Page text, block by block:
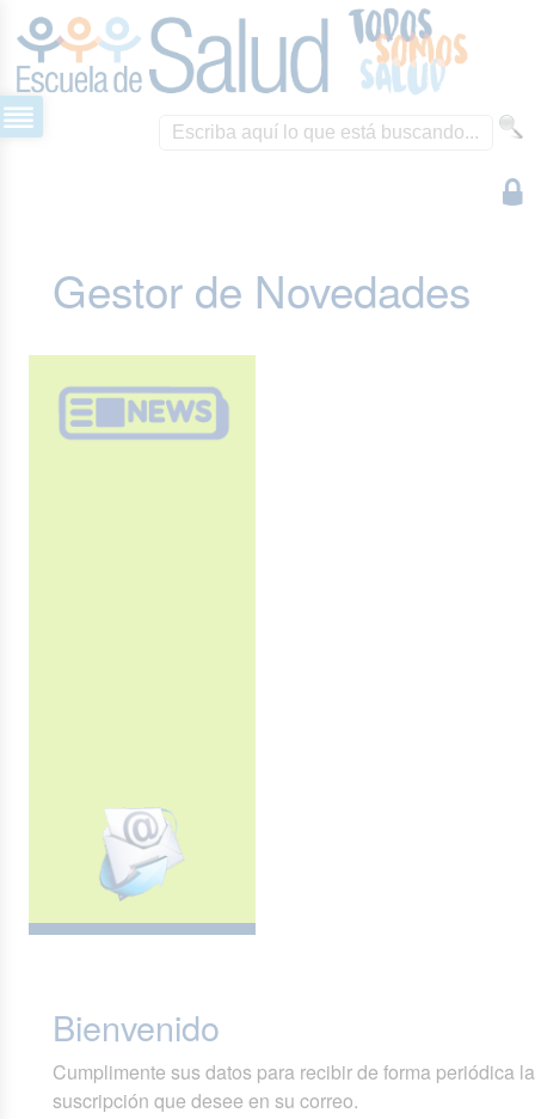
Gestor de Novedades
Bienvenido
Cumplimente sus datos para recibir de forma periódica
suscripción que desee en su correo.